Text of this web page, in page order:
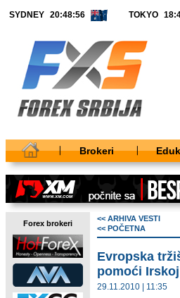
SYDNEY TOKYO
Brokeri
Forex brokeri
<< ARHIVA VESTI
<< POČETNA
Evropska
pomoći Irskoj
29.11.2010 | 11:35